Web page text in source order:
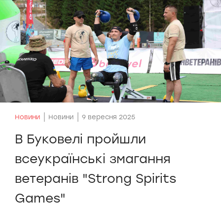
Новини Новини 9 вересня 2025
В Буковелі пройшли
всеукраїнські змагання
ветеранів "Strong Spirits
Games"